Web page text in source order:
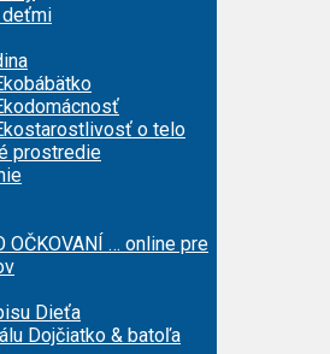
deťmi
o telo
prostredie
OČKOVANÍ … online pre
Dieťa
Dojčiatko & batoľa